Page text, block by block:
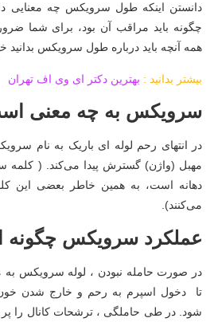
دانستن اینکه طول سرویکس چه معنایی
چگونه باید مراقب آن بود، برای شما
همه آنچه باید درباره طول سرویکس بدانید
بیشتر بدانید : بهترین دکتر ای وی اف تهران
سرویکس به چه معنی
در انتهای رحم لوله ای باریک به نام
مهبل (واژن) گسترش پیدا می‌کند. ( کلمه
دهانه است، به همین خاطر بعضی این
می‌کنند).
عملکرد سرویکس
در صورت حامله نبودن ، لوله سرویکس به
تا دخول اسپرم به رحم و خارج شدن خون
شود. در طی حاملگی ، ترشحات کانال را